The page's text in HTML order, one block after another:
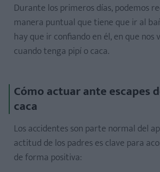
Durante los primeros días, podemos
manera puntual que tiene que ir al
hay que ir confiando en él, en que nos
cuando tenga pipí o caca.
Cómo actuar ante escapes
caca
Los accidentes son parte normal del
actitud de los padres es clave para
de forma positiva: